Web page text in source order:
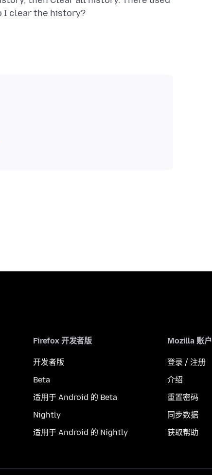
Firefox 开发者版
开发者版
Beta
适用于 Android 的 Beta
Nightly
适用于 Android 的 Nightly
Mozilla 账户
登录 / 注册
介绍
重置密码
同步数据
获取帮助